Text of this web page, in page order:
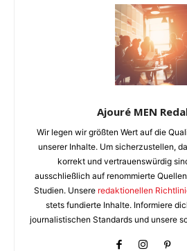
Ajouré MEN
Wir legen wir größten Wert auf die
unserer Inhalte. Um sicherzustellen,
korrekt und vertrauenswürdig
ausschließlich auf renommierte
Studien. Unsere redaktionellen
stets fundierte Inhalte. Informiere
journalistischen Standards und unsere